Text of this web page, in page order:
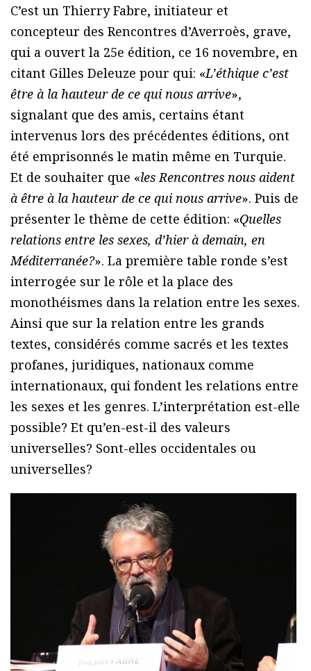
C’est un Thierry Fabre, initiateur et
concepteur des Rencontres d’Averroès, grave,
qui a ouvert la 25e édition, ce 16 novembre, en
citant Gilles Deleuze pour qui: «L’éthique c’est
être à la hauteur de ce qui nous arrive»,
signalant que des amis, certains étant
intervenus lors des précédentes éditions, ont
été emprisonnés le matin même en Turquie.
Et de souhaiter que «les Rencontres nous aident
à être à la hauteur de ce qui nous arrive». Puis de
présenter le thème de cette édition: «Quelles
relations entre les sexes, d’hier à demain, en
Méditerranée?». La première table ronde s’est
interrogée sur le rôle et la place des
monothéismes dans la relation entre les sexes.
Ainsi que sur la relation entre les grands
textes, considérés comme sacrés et les textes
profanes, juridiques, nationaux comme
internationaux, qui fondent les relations entre
les sexes et les genres. L’interprétation est-elle
possible? Et qu’en-est-il des valeurs
universelles? Sont-elles occidentales ou
universelles?